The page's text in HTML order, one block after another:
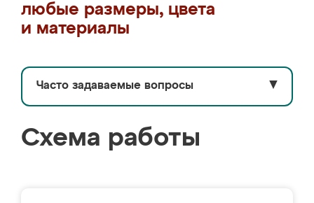
любые размеры, цвета
и материалы
Часто задаваемые вопросы ▼
Схема работы